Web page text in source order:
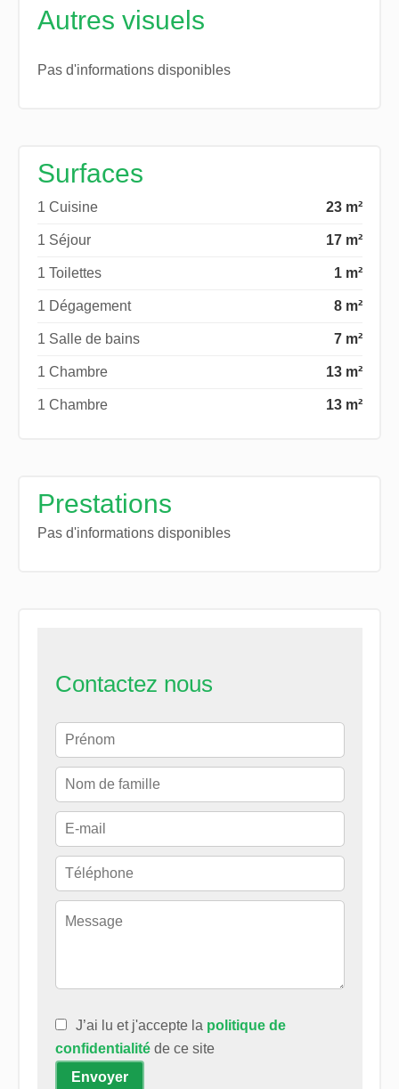
Autres visuels
Pas d'informations disponibles
Surfaces
1 Cuisine 23 m²
1 Séjour 17 m²
1 Toilettes 1 m²
1 Dégagement 8 m²
1 Salle de bains 7 m²
1 Chambre 13 m²
1 Chambre 13 m²
Prestations
Pas d'informations disponibles
Contactez nous
J’ai lu et j'accepte la politique de
confidentialitéde ce site
Envoyer